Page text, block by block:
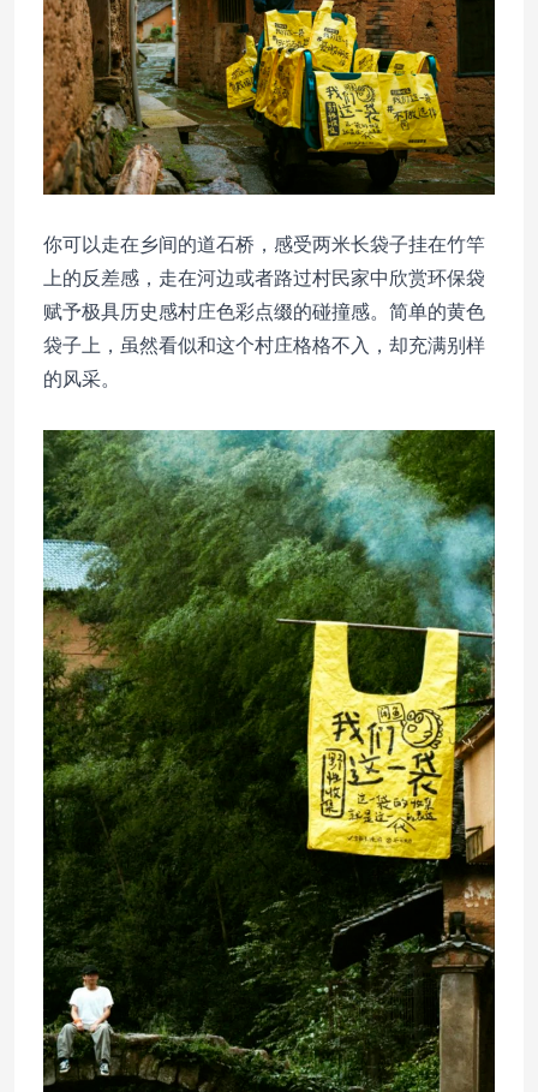
你可以走在乡间的道石桥，感受两米长袋子挂在竹竿
上的反差感，走在河边或者路过村民家中欣赏环保袋
赋予极具历史感村庄色彩点缀的碰撞感。简单的黄色
袋子上，虽然看似和这个村庄格格不入，却充满别样
的风采。